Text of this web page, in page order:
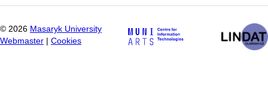
© 2026 Masaryk University
Webmaster
Cookies